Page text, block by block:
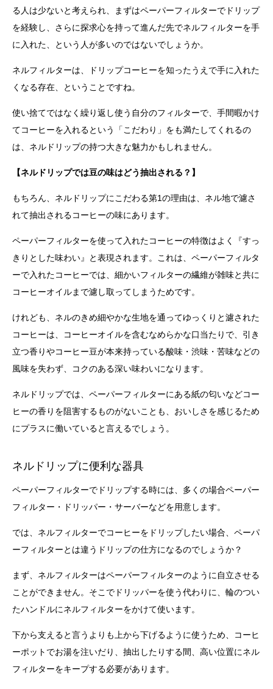
る人は少ないと考えられ、まずはペーパーフィルターでドリップ
を経験し、さらに探求心を持って進んだ先でネルフィルターを手
に入れた、という人が多いのではないでしょうか。
ネルフィルターは、ドリップコーヒーを知ったうえで手に入れた
くなる存在、ということですね。
使い捨てではなく繰り返し使う自分のフィルターで、手間暇かけ
てコーヒーを入れるという「こだわり」をも満たしてくれるの
は、ネルドリップの持つ大きな魅力かもしれません。
【ネルドリップでは豆の味はどう抽出される？】
もちろん、ネルドリップにこだわる第1の理由は、ネル地で濾さ
れて抽出されるコーヒーの味にあります。
ペーパーフィルターを使って入れたコーヒーの特徴はよく『すっ
きりとした味わい』と表現されます。これは、ペーパーフィルタ
ーで入れたコーヒーでは、細かいフィルターの繊維が雑味と共に
コーヒーオイルまで濾し取ってしまうためです。
けれども、ネルのきめ細やかな生地を通ってゆっくりと濾された
コーヒーは、コーヒーオイルを含むなめらかな口当たりで、引き
立つ香りやコーヒー豆が本来持っている酸味・渋味・苦味などの
風味を失わず、コクのある深い味わいになります。
ネルドリップでは、ペーパーフィルターにある紙の匂いなどコー
ヒーの香りを阻害するものがないことも、おいしさを感じるため
にプラスに働いていると言えるでしょう。
ネルドリップに便利な器具
ペーパーフィルターでドリップする時には、多くの場合ペーパー
フィルター・ドリッパー・サーバーなどを用意します。
では、ネルフィルターでコーヒーをドリップしたい場合、ペーパ
ーフィルターとは違うドリップの仕方になるのでしょうか？
まず、ネルフィルターはペーパーフィルターのように自立させる
ことができません。そこでドリッパーを使う代わりに、輪のつい
たハンドルにネルフィルターをかけて使います。
下から支えると言うよりも上から下げるように使うため、コーヒ
ーポットでお湯を注いだり、抽出したりする間、高い位置にネル
フィルターをキープする必要があります。